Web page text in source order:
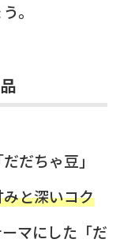
。
だちゃ豆」
と深いコク
マにした「だ